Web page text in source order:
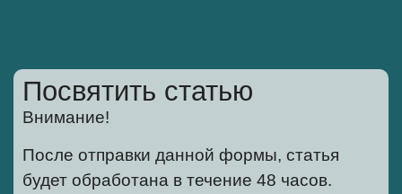
Посвятить статью
Внимание!
После отправки данной формы, статья
будет обработана в течение 48 часов.